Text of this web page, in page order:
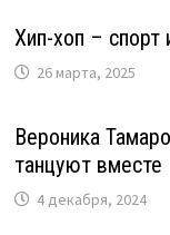
Хип-хоп – спорт
26 марта, 2025
Вероника
танцуют вместе
4 декабря, 2024